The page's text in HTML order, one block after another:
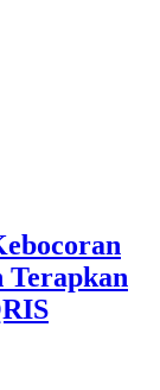
Terapkan